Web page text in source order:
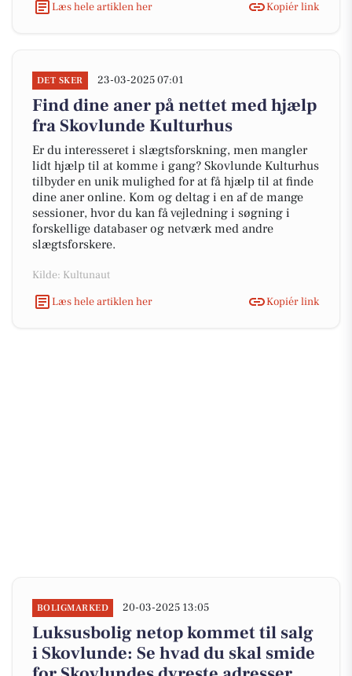
Læs hele artiklen her Kopiér link
DET SKER 23-03-2025 07:01
Find dine aner på nettet med hjælp
fra Skovlunde Kulturhus
Er du interesseret i slægtsforskning, men mangler
lidt hjælp til at komme i gang? Skovlunde Kulturhus
tilbyder en unik mulighed for at få hjælp til at finde
dine aner online. Kom og deltag i en af de mange
sessioner, hvor du kan få vejledning i søgning i
forskellige databaser og netværk med andre
slægtsforskere.
Kilde: Kultunaut
Læs hele artiklen her
Kopiér link
BOLIGMARKED 20-03-2025 13:05
Luksusbolig netop kommet til salg
i Skovlunde: Se hvad du skal smide